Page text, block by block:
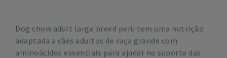
Dog chow adult large breed peru tem uma nutrição
adaptada a cães adultos de raça grande com
aminoácidos essenciais para ajudar no suporte das